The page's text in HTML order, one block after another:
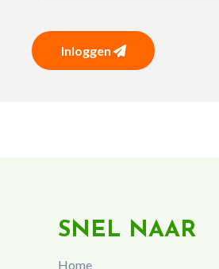
Inloggen
SNEL NAAR
Home